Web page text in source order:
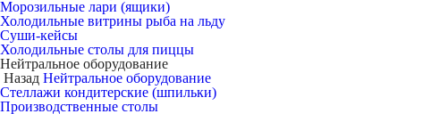
Морозильные лари (ящики)
Холодильные витрины рыба на льду
Суши-кейсы
Холодильные столы для пиццы
Нейтральное оборудование
Назад Нейтральное оборудование
Стеллажи кондитерские (шпильки)
Производственные столы